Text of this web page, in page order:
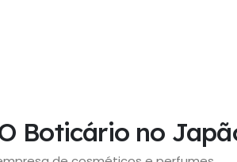
Boticário no